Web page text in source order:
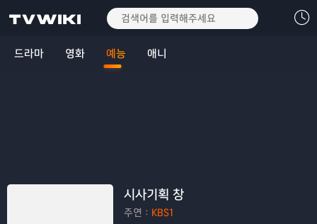
드라마 영화 예능 애니
시사기획 창
주연： KBS1